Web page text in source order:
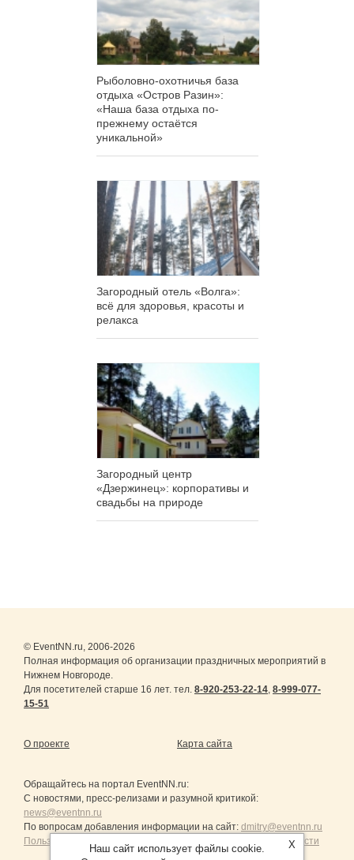
Рыболовно-охотничья база
отдыха «Остров Разин»:
«Наша база отдыха по-
прежнему остаётся
уникальной»
Загородный отель «Волга»:
всё для здоровья, красоты и
релакса
Загородный центр
«Дзержинец»: корпоративы и
свадьбы на природе
© EventNN.ru, 2006-2026
Полная информация об организации праздничных мероприятий в
Нижнем Новгороде.
Для посетителей старше 16 лет. тел. 8-920-253-22-14, 8-999-077-
15-51
О проекте Карта сайта
Обращайтесь на портал EventNN.ru:
С новостями, пресс-релизами и разумной критикой:
news@eventnn.ru
По вопросам добавления информации на сайт: dmitry@eventnn.ru
Пользовательское Соглашение и политика конфиденциальности
X
Наш сайт использует файлы cookie.